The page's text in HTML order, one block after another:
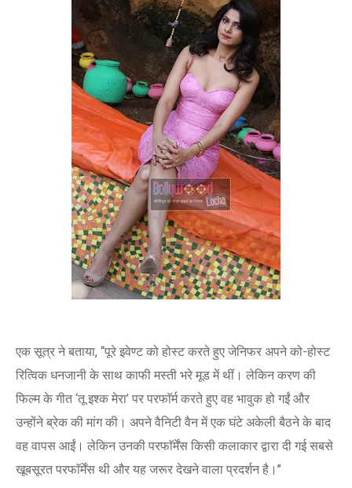
एक सूत्र ने बताया, ‘‘पूरे इवेण्ट को होस्ट करते हुए जेनिफर अपने को-होस्ट
रित्विक धनजानी के साथ काफी मस्ती भरे मूड में थीं। लेकिन करण की
फिल्म के गीत ‘तू इश्क मेरा’ पर परफाॅर्म करते हुए वह भावुक हो गईं और
उन्होंने ब्रेक की मांग की। अपने वैनिटी वैन में एक घंटे अकेली बैठने के बाद
वह वापस आईं। लेकिन उनकी परफाॅर्मेंस किसी कलाकार द्वारा दी गई सबसे
खूबसूरत परफाॅर्मेंस थी और यह जरूर देखने वाला प्रदर्शन है।’’